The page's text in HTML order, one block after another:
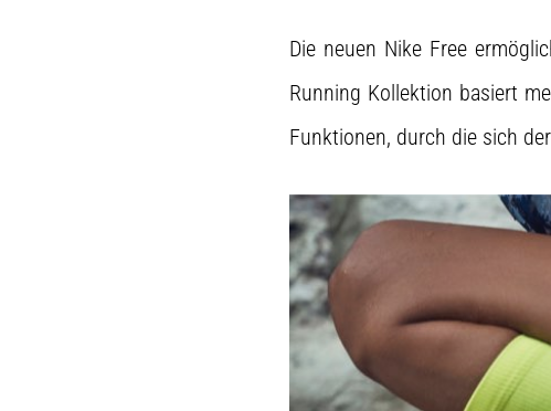
Die neuen Nike Free
Running Kollektion basiert
Funktionen, durch die sich